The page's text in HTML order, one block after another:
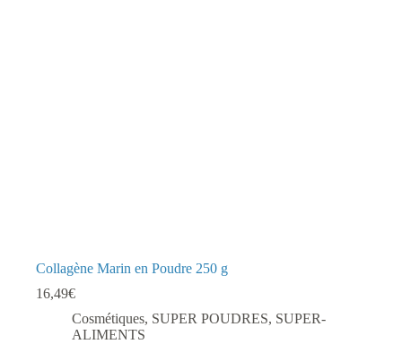
Collagène Marin en Poudre 250 g
16,49€
Cosmétiques, SUPER POUDRES, SUPER-
ALIMENTS